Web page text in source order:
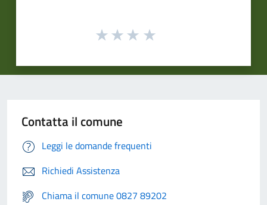
Contatta il comune
Leggi le domande frequenti
Richiedi Assistenza
Chiama il comune 0827 89202